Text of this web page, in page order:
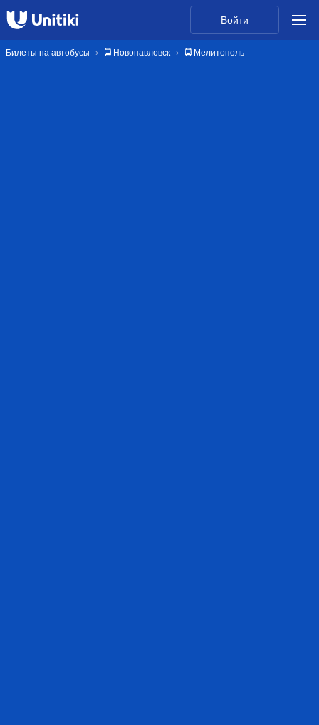
Войти
Билеты на автобусы 🚍 Новопавловск 🚍 Мелитополь